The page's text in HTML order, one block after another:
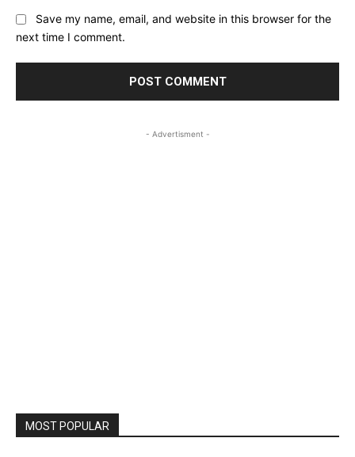
Save my name, email, and website in this browser for the
next time I comment.
- Advertisment -
MOST POPULAR